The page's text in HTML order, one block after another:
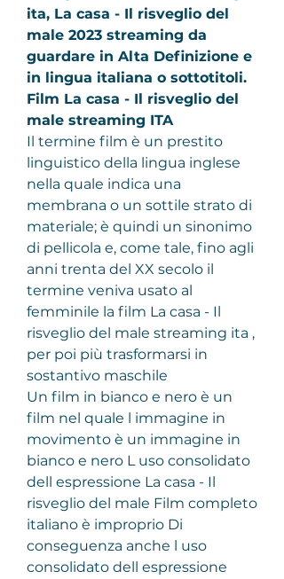
ita, La casa - Il risveglio del
male 2023 streaming da
guardare in Alta Definizione e
in lingua italiana o sottotitoli.
Film La casa - Il risveglio del
male streaming ITA
Il termine film è un prestito
linguistico della lingua inglese
nella quale indica una
membrana o un sottile strato di
materiale; è quindi un sinonimo
di pellicola e, come tale, fino agli
anni trenta del XX secolo il
termine veniva usato al
femminile la film La casa - Il
risveglio del male streaming ita ,
per poi più trasformarsi in
sostantivo maschile
Un film in bianco e nero è un
film nel quale l immagine in
movimento è un immagine in
bianco e nero L uso consolidato
dell espressione La casa - Il
risveglio del male Film completo
italiano è improprio Di
conseguenza anche l uso
consolidato dell espressione